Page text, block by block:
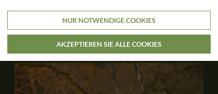
4 TAGE JAGDAUFENTHALT
Pro Person
NUR NOTWENDIGE COOKIES
AKZEPTIEREN SIE ALLE COOKIES